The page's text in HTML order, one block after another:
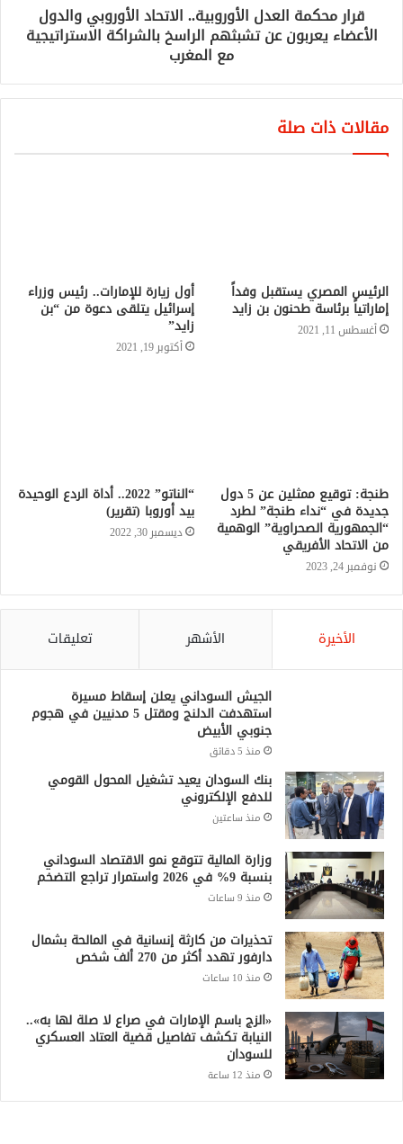
قرار محكمة العدل الأوروبية.. الاتحاد الأوروبي والدول
الأعضاء يعربون عن تشبثهم الراسخ بالشراكة الاستراتيجية
مع المغرب
مقالات ذات صلة
الرئيس المصري يستقبل وفداً
إماراتياً برئاسة طحنون بن زايد
أغسطس 11, 2021
أول زيارة للإمارات.. رئيس وزراء
إسرائيل يتلقى دعوة من “بن
زايد”
أكتوبر 19, 2021
طنجة: توقيع ممثلين عن 5 دول
جديدة في “نداء طنجة” لطرد
“الجمهورية الصحراوية” الوهمية
من الاتحاد الأفريقي
نوفمبر 24, 2023
“الناتو” 2022.. أداة الردع الوحيدة
بيد أوروبا (تقرير)
ديسمبر 30, 2022
الأخيرة الأشهر تعليقات
الجيش السوداني يعلن إسقاط مسيرة
استهدفت الدلنج ومقتل 5 مدنيين في هجوم
جنوبي الأبيض
منذ 5 دقائق
بنك السودان يعيد تشغيل المحول القومي
للدفع الإلكتروني
منذ ساعتين
وزارة المالية تتوقع نمو الاقتصاد السوداني
بنسبة 9% في 2026 واستمرار تراجع التضخم
منذ 9 ساعات
تحذيرات من كارثة إنسانية في المالحة بشمال
دارفور تهدد أكثر من 270 ألف شخص
منذ 10 ساعات
«الزج باسم الإمارات في صراع لا صلة لها به»..
النيابة تكشف تفاصيل قضية العتاد العسكري
للسودان
منذ 12 ساعة